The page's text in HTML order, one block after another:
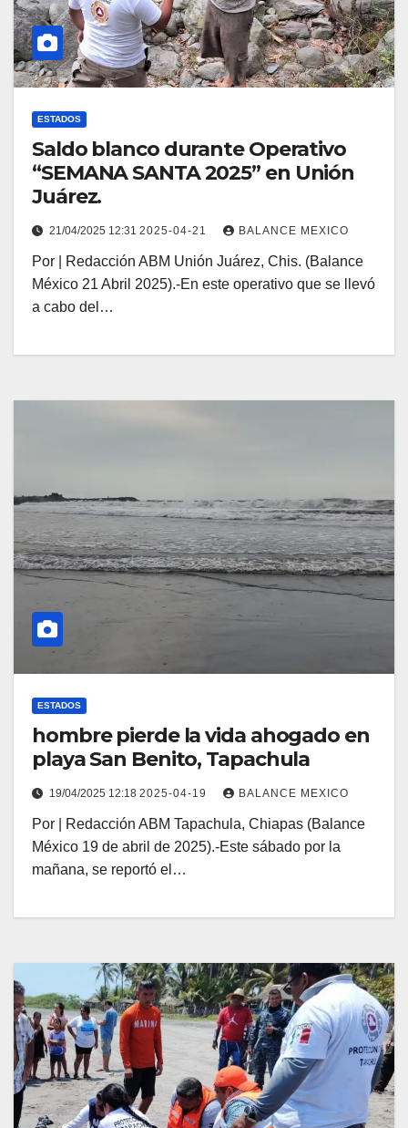
ESTADOS
Saldo blanco durante Operativo
“SEMANA SANTA 2025” en Unión
Juárez.
21/04/2025 12:31 2025-04-21 BALANCE MEXICO
Por | Redacción ABM Unión Juárez, Chis. (Balance
México 21 Abril 2025).-En este operativo que se llevó
a cabo del…
ESTADOS
hombre pierde la vida ahogado en
playa San Benito, Tapachula
19/04/2025 12:18 2025-04-19 BALANCE MEXICO
Por | Redacción ABM Tapachula, Chiapas (Balance
México 19 de abril de 2025).-Este sábado por la
mañana, se reportó el…